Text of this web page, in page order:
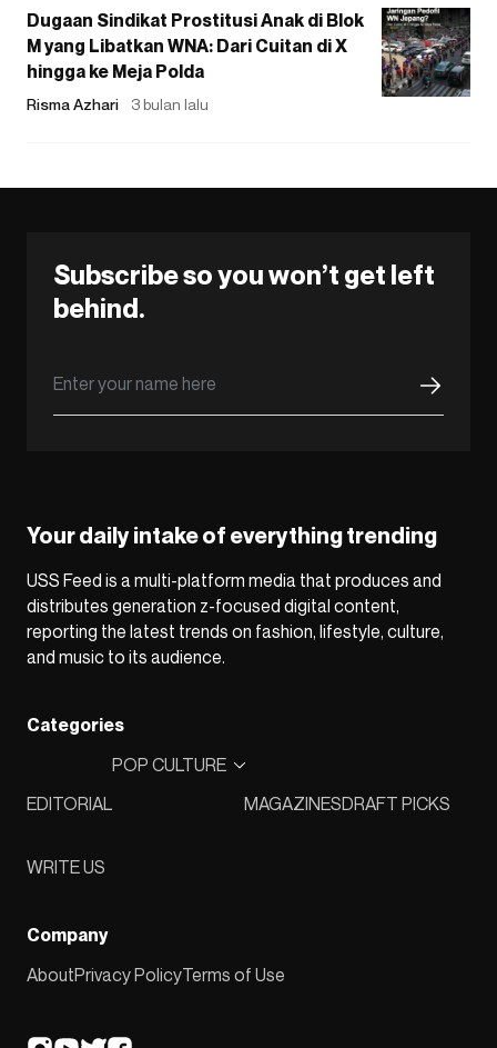
Dugaan Sindikat Prostitusi Anak di Blok
M yang Libatkan WNA: Dari Cuitan di X
hingga ke Meja Polda
Risma Azhari 3 bulan lalu
Subscribe so you won’t get left
behind.
Your daily intake of everything trending
USS Feed is a multi-platform media that produces and
distributes generation z-focused digital content,
reporting the latest trends on fashion, lifestyle, culture,
and music to its audience.
Categories
EDITORIAL
POP CULTURE
MAGAZINESDRAFT PICKS
WRITE US
Company
AboutPrivacy PolicyTerms of Use